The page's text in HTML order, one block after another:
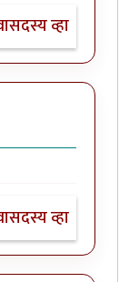
सदस्य व्हा
सदस्य व्हा